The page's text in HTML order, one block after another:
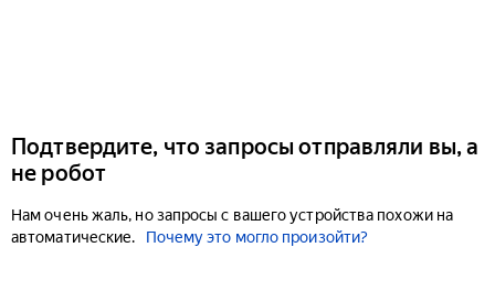
Подтвердите, что запросы отправляли вы, а
не робот
Нам очень жаль, но запросы с вашего устройства похожи на
автоматические.
Почему это могло произойти?